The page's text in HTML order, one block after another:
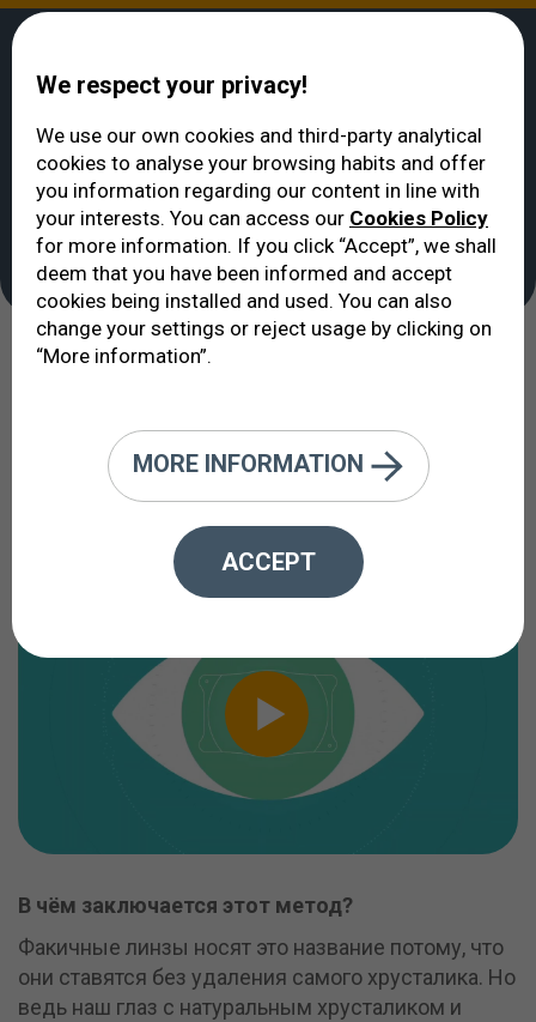
> Интроокулярные Факичные Линзы
Интроокулярные
Факичные Линзы
Хотя эти линзы известны как
результаты их имплантации
являются экстраординарными.
В чём заключается этот метод?
Факичные линзы носят это название потому, что
они ставятся без удаления самого хрусталика. Но
ведь наш глаз с натуральным хрусталиком и
We respect your privacy!
We use our own cookies and third-party analytical
cookies to analyse your browsing habits and offer
you information regarding our content in line with
your interests. You can access our Cookies Policy
for more information. If you click “Accept”, we shall
deem that you have been informed and accept
cookies being installed and used. You can also
change your settings or reject usage by clicking on
“More information”.
MORE INFORMATION
ACCEPT